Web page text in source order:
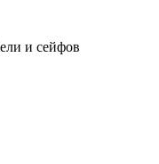
и сейфов